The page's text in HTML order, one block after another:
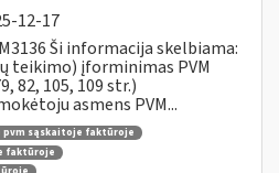
12-17
Ši informacija skelbiama:
teikimo) įforminimas PVM
82, 105, 109 str.)
asmens PVM...
pvm sąskaitoje faktūroje
faktūroje